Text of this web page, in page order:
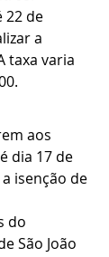
22 de
a
taxa varia
aos
dia 17 de
isenção de
do
São João